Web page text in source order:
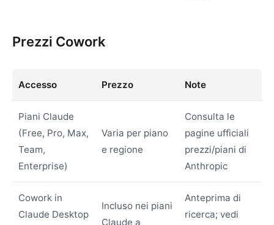
Prezzi Cowork
Accesso Prezzo Note
Piani Claude
(Free, Pro, Max,
Team,
Enterprise)
Varia per piano
e regione
Consulta le
pagine ufficiali
prezzi/piani di
Anthropic
Cowork in
Claude Desktop
Incluso nei piani
Claude a
Anteprima di
ricerca; vedi